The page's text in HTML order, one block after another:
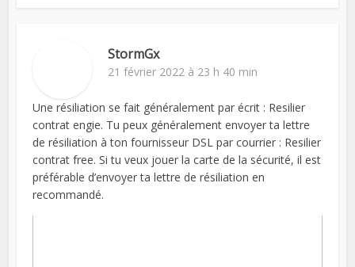
StormGx
21 février 2022 à 23 h 40 min
Une résiliation se fait généralement par écrit : Resilier
contrat engie. Tu peux généralement envoyer ta lettre
de résiliation à ton fournisseur DSL par courrier : Resilier
contrat free. Si tu veux jouer la carte de la sécurité, il est
préférable d’envoyer ta lettre de résiliation en
recommandé.